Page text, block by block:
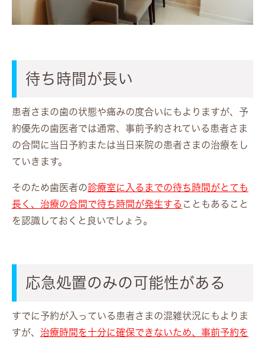
待ち時間が長い
患者さまの歯の状態や痛みの度合いにもよりますが、予
約優先の歯医者では通常、事前予約されている患者さま
の合間に当日予約または当日来院の患者さまの治療をし
ていきます。
そのため歯医者の診療室に入るまでの待ち時間がとても
長く、治療の合間で待ち時間が発生する こともあること
を認識しておくと良いでしょう。
応急処置のみの可能性がある
すでに予約が入っている患者さまの混雑状況にもよりま
すが、 治療時間を十分に確保できないため、事前予約を